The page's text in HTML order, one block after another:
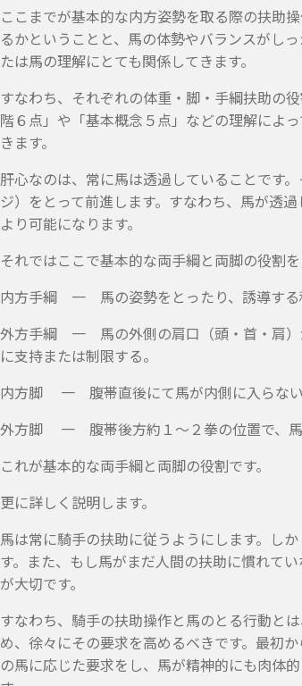
ここまでが基本的な内方姿勢を取る際の扶助
るかということと、馬の体勢やバランスがし
たは馬の理解にとても関係してきます。
すなわち、それぞれの体重・脚・手綱扶助の
階６点」や「基本概念５点」などの理解によ
きます。
肝心なのは、常に馬は透過していることです
ジ）をとって前進します。すなわち、馬が透
より可能になります。
それではここで基本的な両手綱と両脚の役割を
内方手綱 一 馬の姿勢をとったり、誘導する
外方手綱 一 馬の外側の肩口（頭・首・肩）
に支持または制限する。
内方脚 一 腹帯直後にて馬が内側に入らない
外方脚 一 腹帯後方約１～２拳の位置で、馬
これが基本的な両手綱と両脚の役割です。
更に詳しく説明します。
馬は常に騎手の扶助に従うようにします。し
す。また、もし馬がまだ人間の扶助に慣れて
が大切です。
すなわち、騎手の扶助操作と馬のとる行動と
め、徐々にその要求を高めるベきです。最初
の馬に応じた要求をし、馬が精神的にも肉体